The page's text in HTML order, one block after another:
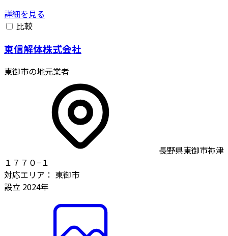
詳細を見る
比較
東信解体株式会社
東御市の地元業者
長野県東御市祢津
１７７０−１
対応エリア： 東御市
設立 2024年